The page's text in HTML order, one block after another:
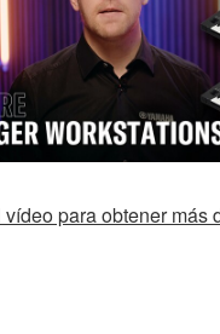
vídeo para obtener más